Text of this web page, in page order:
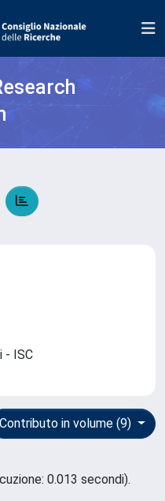
- ISC
Contributo in volume (9)
0.013 secondi).